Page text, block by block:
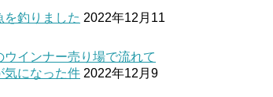
を釣りました 2022年12月11
ウインナー売り場で流れて
気になった件 2022年12月9